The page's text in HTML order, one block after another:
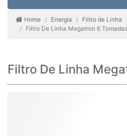
Home Energia
Filtro de Linha
Filtro De Linha Megatron 6 Tomadas
Filtro De Linha